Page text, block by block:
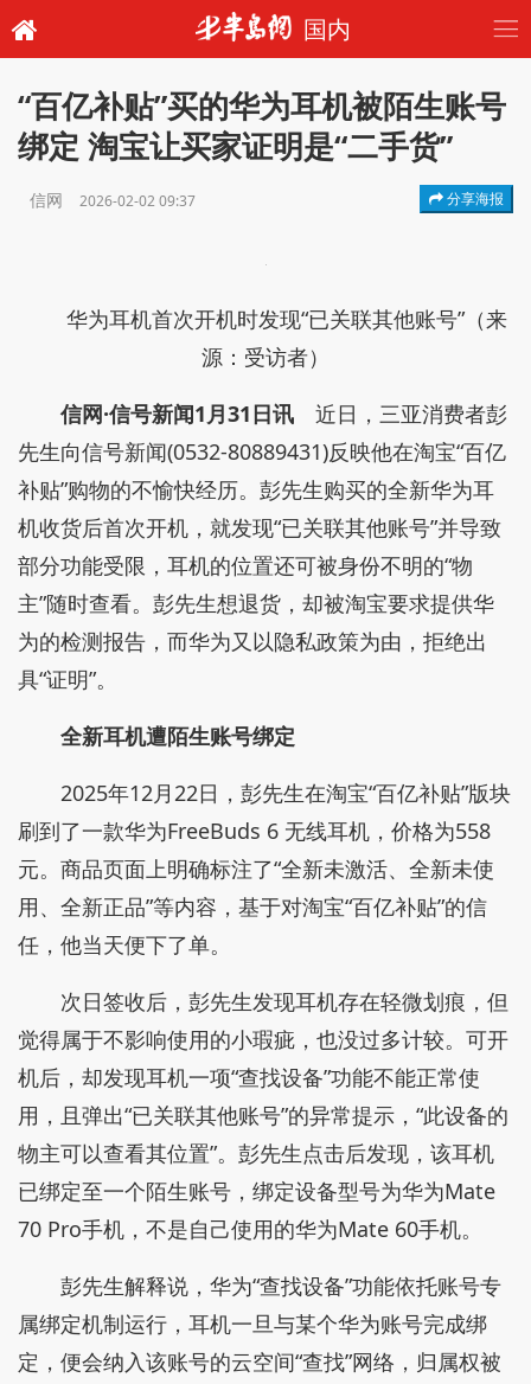
国内
“百亿补贴”买的华为耳机被陌生账号
绑定 淘宝让买家证明是“二手货”
信网 2026-02-02 09:37 分享海报
华为耳机首次开机时发现“已关联其他账号”（来
源：受访者）
信网·信号新闻1月31日讯 近日，三亚消费者彭
先生向信号新闻(0532-80889431)反映他在淘宝“百亿
补贴”购物的不愉快经历。彭先生购买的全新华为耳
机收货后首次开机，就发现“已关联其他账号”并导致
部分功能受限，耳机的位置还可被身份不明的“物
主”随时查看。彭先生想退货，却被淘宝要求提供华
为的检测报告，而华为又以隐私政策为由，拒绝出
具“证明”。
全新耳机遭陌生账号绑定
2025年12月22日，彭先生在淘宝“百亿补贴”版块
刷到了一款华为FreeBuds 6 无线耳机，价格为558
元。商品页面上明确标注了“全新未激活、全新未使
用、全新正品”等内容，基于对淘宝“百亿补贴”的信
任，他当天便下了单。
次日签收后，彭先生发现耳机存在轻微划痕，但
觉得属于不影响使用的小瑕疵，也没过多计较。可开
机后，却发现耳机一项“查找设备”功能不能正常使
用，且弹出“已关联其他账号”的异常提示，“此设备的
物主可以查看其位置”。彭先生点击后发现，该耳机
已绑定至一个陌生账号，绑定设备型号为华为Mate
70 Pro手机，不是自己使用的华为Mate 60手机。
彭先生解释说，华为“查找设备”功能依托账号专
属绑定机制运行，耳机一旦与某个华为账号完成绑
定，便会纳入该账号的云空间“查找”网络，归属权被